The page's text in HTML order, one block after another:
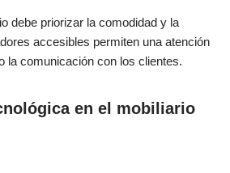
debe priorizar la comodidad y la
accesibles permiten una atención
la comunicación con los clientes.
en el mobiliario